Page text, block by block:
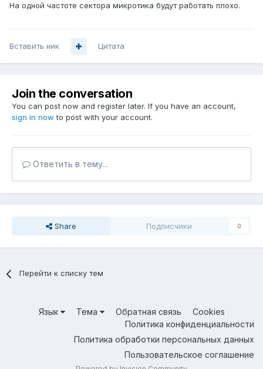
На одной частоте сектора микротика будут работать плохо.
Вставить ник Цитата
Join the conversation
You can post now and register later. If you have an account,
sign in now to post with your account.
Ответить в тему...
Share Подписчики 0
Перейти к списку тем
Язык Тема Обратная связь
Cookies
Политика конфиденциальности
Политика обработки персональных данных
Пользовательское соглашение